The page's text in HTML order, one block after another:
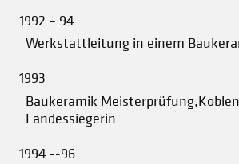
1992 – 94
Werkstattleitung in einem
1993
Baukeramik
Landessiegerin
1994 --96